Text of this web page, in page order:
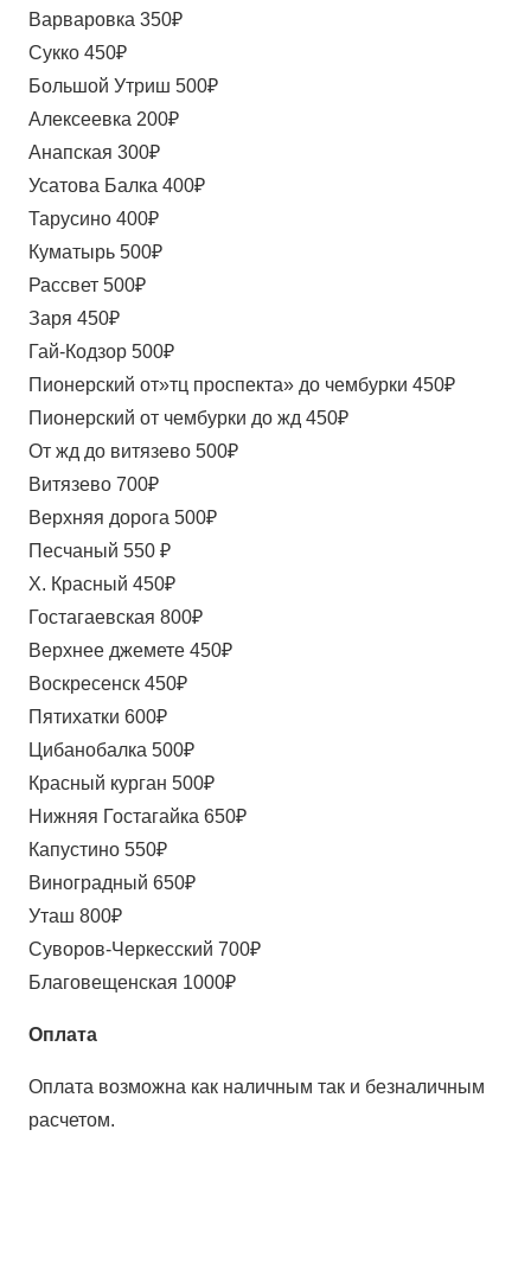
Варваровка 350₽
Сукко 450₽
Большой Утриш 500₽
Алексеевка 200₽
Анапская 300₽
Усатова Балка 400₽
Тарусино 400₽
Куматырь 500₽
Рассвет 500₽
Заря 450₽
Гай-Кодзор 500₽
Пионерский от»тц проспекта» до чембурки 450₽
Пионерский от чембурки до жд 450₽
От жд до витязево 500₽
Витязево 700₽
Верхняя дорога 500₽
Песчаный 550 ₽
Х. Красный 450₽
Гостагаевская 800₽
Верхнее джемете 450₽
Воскресенск 450₽
Пятихатки 600₽
Цибанобалка 500₽
Красный курган 500₽
Нижняя Гостагайка 650₽
Капустино 550₽
Виноградный 650₽
Уташ 800₽
Суворов-Черкесский 700₽
Благовещенская 1000₽
Оплата
Оплата возможна как наличным так и безналичным
расчетом.